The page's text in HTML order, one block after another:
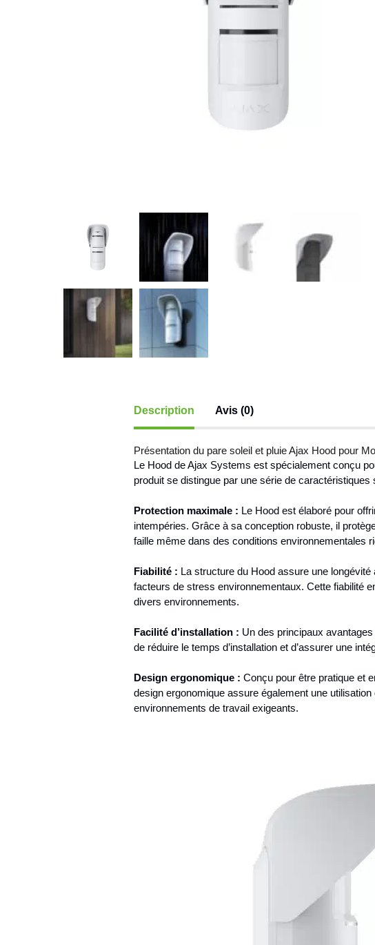
Description Avis (0)
Présentation du pare soleil et pluie Ajax Hood pour
Le Hood de Ajax Systems est spécialement conçu
produit se distingue par une série de
Protection maximale : Le Hood est élaboré pour
intempéries. Grâce à sa conception robuste, il
faille même dans des conditions environnementales
Fiabilité : La structure du Hood assure une
facteurs de stress environnementaux. Cette fiabilité
divers environnements.
Facilité d’installation : Un des principaux
de réduire le temps d’installation et d’assurer une
Design ergonomique : Conçu pour être pratique et
design ergonomique assure également une
environnements de travail exigeants.